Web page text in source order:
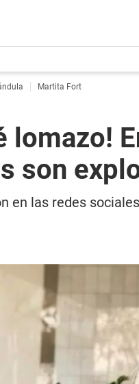
Martita Fort
lomazo!
son
en las redes